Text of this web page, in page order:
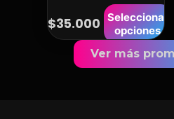
$35.000 Seleccionar
opciones
Ver más